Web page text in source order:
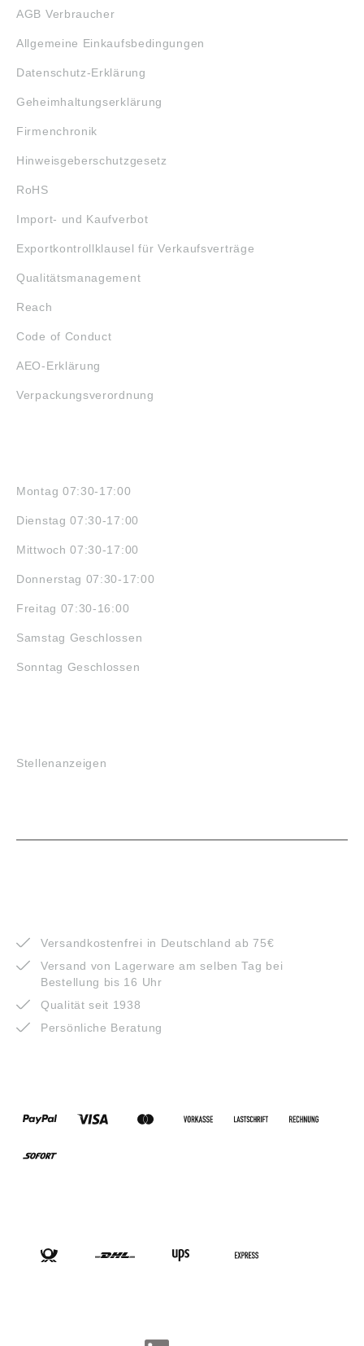
AGB Verbraucher
Allgemeine Einkaufsbedingungen
Datenschutz-Erklärung
Geheimhaltungserklärung
Firmenchronik
Hinweisgeberschutzgesetz
RoHS
Import- und Kaufverbot
Exportkontrollklausel für Verkaufsverträge
Qualitätsmanagement
Reach
Code of Conduct
AEO-Erklärung
Verpackungsverordnung
Montag 07:30-17:00
Dienstag 07:30-17:00
Mittwoch 07:30-17:00
Donnerstag 07:30-17:00
Freitag 07:30-16:00
Samstag Geschlossen
Sonntag Geschlossen
Stellenanzeigen
Versandkostenfrei in Deutschland ab 75€
Versand von Lagerware am selben Tag bei
Bestellung bis 16 Uhr
Qualität seit 1938
Persönliche Beratung